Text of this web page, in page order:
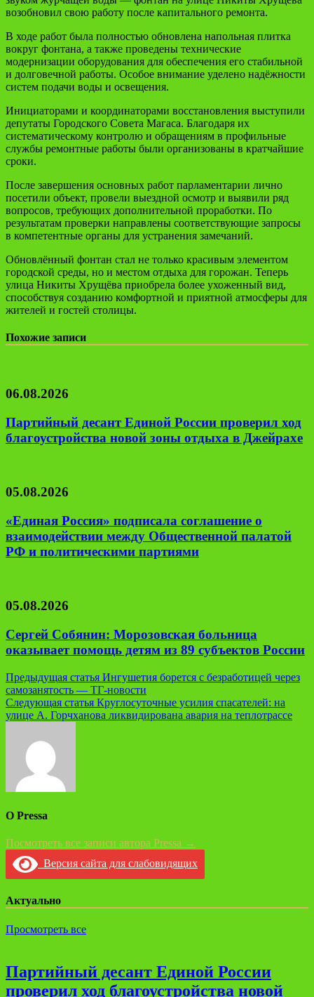
возобновил свою работу после капитального ремонта.
В ходе работ была полностью обновлена напольная плитка
вокруг фонтана, а также проведены технические
модернизации оборудования для обеспечения его стабильной
и долговечной работы. Особое внимание уделено надёжности
систем подачи воды и освещения.
Инициаторами и координаторами восстановления выступили
депутаты Городского Совета Магаса. Благодаря их
систематическому контролю и обращениям в профильные
службы ремонтные работы были организованы в кратчайшие
сроки.
После завершения основных работ парламентарии лично
посетили объект, провели выездной осмотр и выявили ряд
вопросов, требующих дополнительной проработки. По
результатам проверки направлены соответствующие запросы
в компетентные органы для устранения замечаний.
Обновлённый фонтан стал не только красивым элементом
городской среды, но и местом отдыха для горожан. Теперь
улица Никиты Хрущёва приобрела более ухоженный вид,
способствуя созданию комфортной и приятной атмосферы для
жителей и гостей столицы.
Похожие записи
06.08.2026
Партийный десант Единой России проверил ход
благоустройства новой зоны отдыха в Джейрахе
05.08.2026
«Единая Россия» подписала соглашение о
взаимодействии между Общественной палатой
РФ и политическими партиями
05.08.2026
Сергей Собянин: Морозовская больница
оказывает помощь детям из 89 субъектов России
Навигация
по
записям
Предыдущая статья Ингушетия борется с безработицей через
самозанятость — ТГ-новости
Следующая статья Круглосуточные усилия спасателей: на
улице А. Горчханова ликвидирована авария на теплотрассе
О Pressa
Посмотреть все записи автора Pressa →
Версия сайта для слабовидящих
Актуально
Просмотреть все
Партийный десант Единой России
проверил ход благоустройства новой